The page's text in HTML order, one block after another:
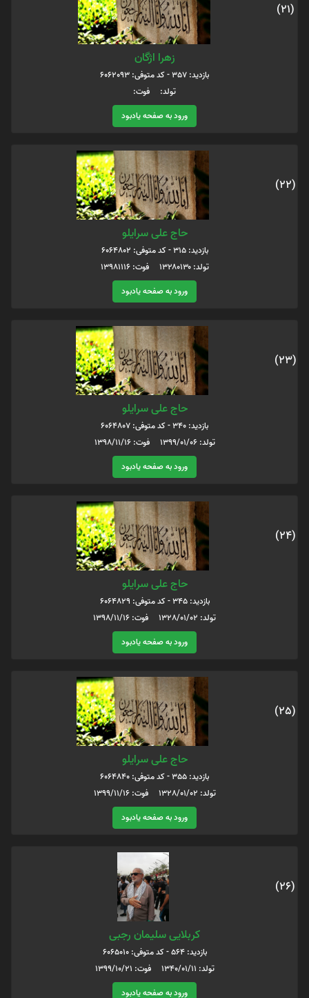
(21)
زهرا اژگان
بازدید: 357 - کد متوفی: 6062093
تولد: فوت:
ورود به صفحه یادبود
(22)
حاج علی سرایلو
بازدید: 315 - کد متوفی: 6064802
تولد: ۱۳۲۸۰۱۳۰ فوت: ۱۳۹۸۱۱۱۶
ورود به صفحه یادبود
(23)
حاج علی سرایلو
بازدید: 340 - کد متوفی: 6064807
تولد: ۱۳۹۹/۰۱/۰۶ فوت: ۱۳۹۸/۱۱/۱۶
ورود به صفحه یادبود
(24)
حاج علی سرایلو
بازدید: 345 - کد متوفی: 6064829
تولد: 1328/01/02 فوت: 1398/11/16
ورود به صفحه یادبود
(25)
حاج علی سرایلو
بازدید: 355 - کد متوفی: 6064840
تولد: 1328/01/02 فوت: 1399/11/16
ورود به صفحه یادبود
(26)
کربلایی سلیمان رجبی
بازدید: 564 - کد متوفی: 6065010
تولد: 1340/01/11 فوت: 1399/10/21
ورود به صفحه یادبود